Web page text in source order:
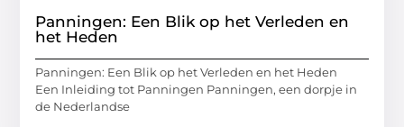
Panningen: Een Blik op het Verleden en
het Heden
Panningen: Een Blik op het Verleden en het Heden
Een Inleiding tot Panningen Panningen, een dorpje in
de Nederlandse